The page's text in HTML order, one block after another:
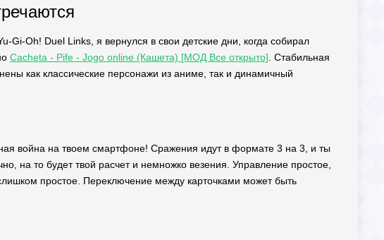
Oh! Duel Links, я вернулся в свои детские дни, когда собирал
Cacheta - Pife - Jogo online (Кашета) [МОД Все открыто] . Стабильная
как классические персонажи из аниме, так и динамичный
война на твоем смартфоне! Сражения идут в формате 3 на 3, и ты
на то будет твой расчет и немножко везения. Управление простое,
простое. Переключение между карточками может быть